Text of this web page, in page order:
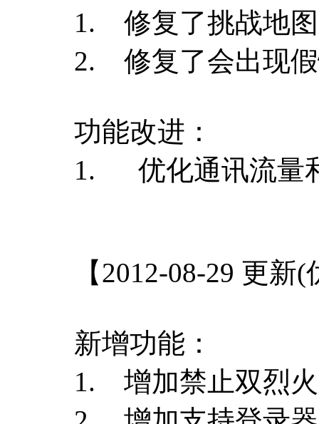
1. 修复了挑战地
2. 修复了会出现
功能改进：
1. 优化通讯流量
【2012-08-29 更新
新增功能：
1. 增加禁止双烈